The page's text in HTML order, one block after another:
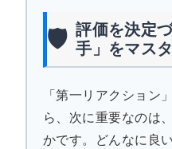
🛡️ 評価を決定
手」をマス
「第一リアクション
ら、次に重要なのは
かです。どんなに良